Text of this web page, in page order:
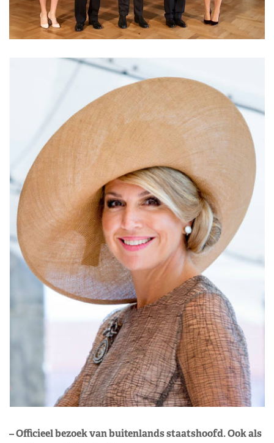
– Officieel bezoek van buitenlands staatshoofd. Ook als